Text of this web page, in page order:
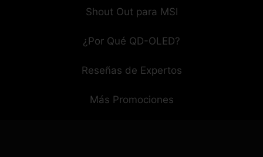
Shout Out para MSI
¿Por Qué QD-OLED?
Reseñas de Expertos
Más Promociones